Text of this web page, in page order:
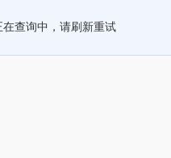
在查询中，请刷新重试